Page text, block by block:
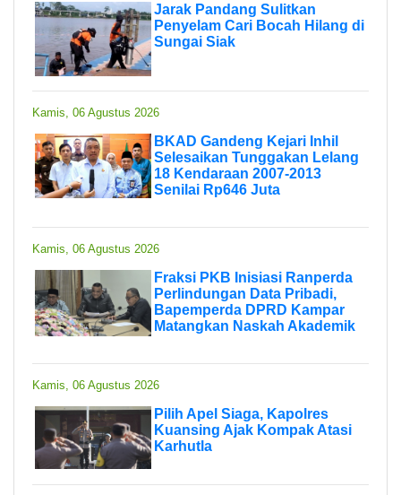
Jarak Pandang Sulitkan
Penyelam Cari Bocah Hilang di
Sungai Siak
Kamis, 06 Agustus 2026
BKAD Gandeng Kejari Inhil
Selesaikan Tunggakan Lelang
18 Kendaraan 2007-2013
Senilai Rp646 Juta
Kamis, 06 Agustus 2026
Fraksi PKB Inisiasi Ranperda
Perlindungan Data Pribadi,
Bapemperda DPRD Kampar
Matangkan Naskah Akademik
Kamis, 06 Agustus 2026
Pilih Apel Siaga, Kapolres
Kuansing Ajak Kompak Atasi
Karhutla